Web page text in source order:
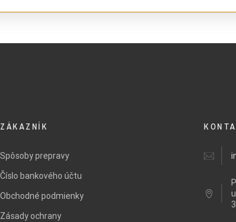
ZÁKAZNÍK
Spôsoby prepravy
Číslo bankového účtu
Obchodné podmienky
Zásady ochrany